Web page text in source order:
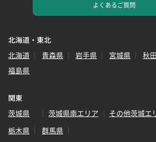
よくあるご質問
北海道・東北
北海道
青森県 岩手県 宮城県 秋
福島県
関東
茨城県
茨城県南エリア
その他茨城エ
栃木県
群馬県